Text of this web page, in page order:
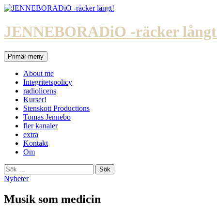
Hoppa
innehåll
JENNEBORADiO -räcker
SökPrimär meny
About me
Integritetspolicy
radiolicens
Kurser!
Stenskott Productions
Tomas Jennebo
fler kanaler
extra
Kontakt
Om
Sök
efter:
Nyheter
Musik som medicin